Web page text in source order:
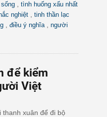
tình huống xấu nhất
nghiệt
tinh thần lạc
điều ý nghĩa
người
để kiểm
Việt
thanh xuân để đi bộ